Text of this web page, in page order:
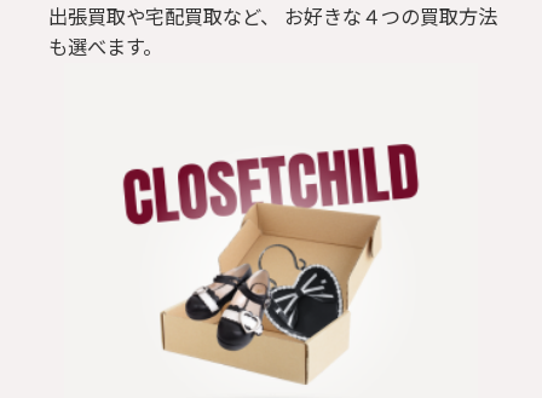
出張買取や宅配買取など、 お好きな４つの買取方法
も選べます。